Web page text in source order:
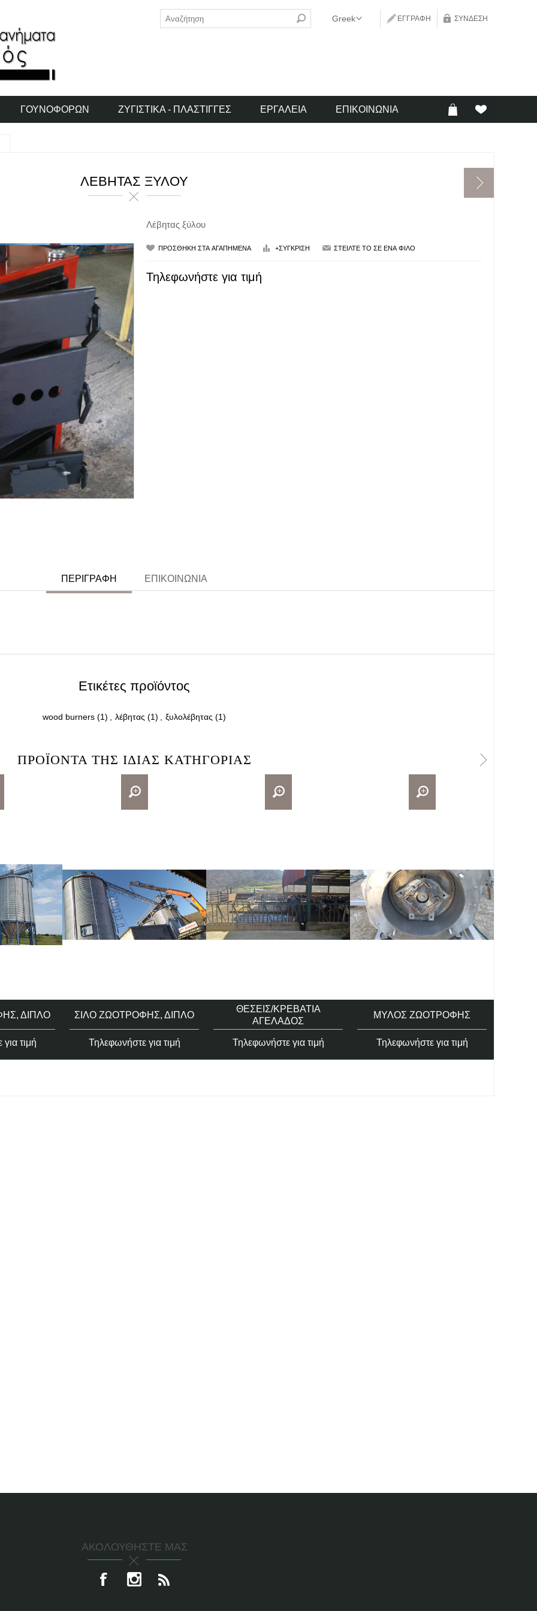
ΕΓΓΡΑΦΉ ΣΎΝΔΕΣΗ
ΓΟΥΝΟΦΌΡΩΝ ΖΥΓΙΣΤΙΚΆ - ΠΛΆΣΤΙΓΓΕΣ ΕΡΓΑΛΕΊΑ ΕΠΙΚΟΙΝΩΝΊΑ
ΛΈΒΗΤΑΣ ΞΎΛΟΥ
Λέβητας ξύλου
Τηλεφωνήστε για τιμή
ΠΕΡΙΓΡΑΦΉ ΕΠΙΚΟΙΝΩΝΊΑ
Ετικέτες προϊόντος
wood burners (1) λέβητας (1) ξυλολέβητας (1)
ΠΡΟΪΌΝΤΑ ΤΗΣ ΊΔΙΑΣ ΚΑΤΗΓΟΡΊΑΣ
ΔΙΠΛΌ
τιμή
ΣΙΛΌ ΖΩΟΤΡΟΦΉΣ, ΔΙΠΛΌ
Τηλεφωνήστε για τιμή
ΘΈΣΕΙΣ/ΚΡΕΒΆΤΙΑ
ΑΓΕΛΆΔΟΣ
Τηλεφωνήστε για τιμή
ΜΎΛΟΣ ΖΩΟΤΡΟΦΉΣ
Τηλεφωνήστε για τιμή
ΑΚΟΛΟΥΘΉΣΤΕ ΜΑΣ